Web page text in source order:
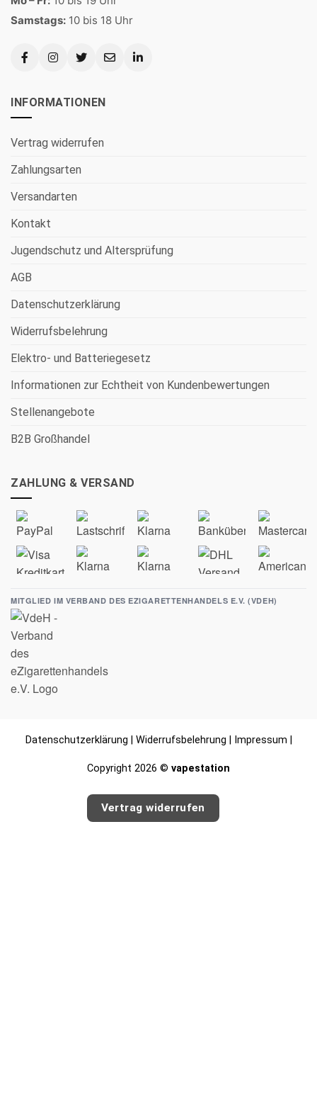
Samstags: 10 bis 18 Uhr
INFORMATIONEN
Vertrag widerrufen
Zahlungsarten
Versandarten
Kontakt
Jugendschutz und Altersprüfung
AGB
Datenschutzerklärung
Widerrufsbelehrung
Elektro- und Batteriegesetz
Informationen zur Echtheit von Kundenbewertungen
Stellenangebote
B2B Großhandel
ZAHLUNG & VERSAND
MITGLIED IM VERBAND DES EZIGARETTENHANDELS E.V. (VDEH)
Datenschutzerklärung Widerrufsbelehrung Impressum
Copyright 2026 © vapestation
Vertrag widerrufen